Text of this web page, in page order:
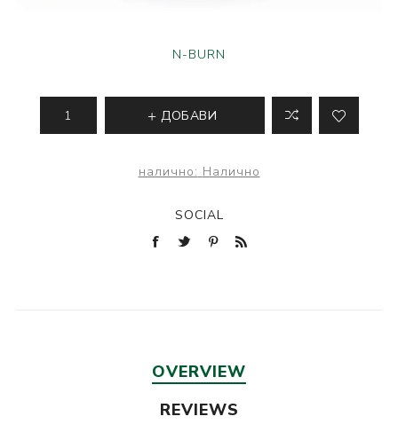
N-BURN
ДОБАВИ
налично: Налично
SOCIAL
OVERVIEW
REVIEWS